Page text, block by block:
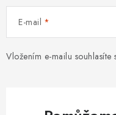
E-mail
Vložením e-mailu souhlasíte